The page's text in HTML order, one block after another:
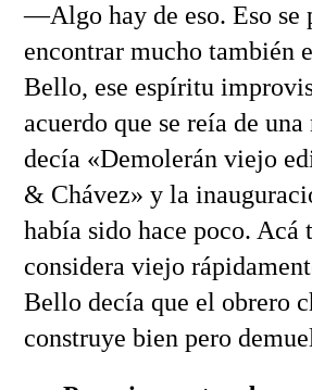
—Algo hay de eso. Eso se
encontrar mucho también
Bello, ese espíritu
acuerdo que se reía de
decía «Demolerán viejo
& Chávez» y la
había sido hace poco. Acá
considera viejo
Bello decía que el obrero
construye bien pero